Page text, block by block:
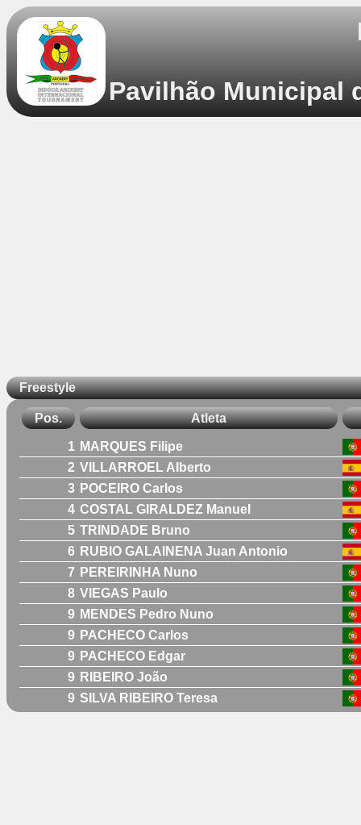
Pavilhão Municipal
Freestyle
Pos. Atleta
1 MARQUES Filipe
2 VILLARROEL Alberto
3 POCEIRO Carlos
4 COSTAL GIRALDEZ Manuel
5 TRINDADE Bruno
6 RUBIO GALAINENA Juan Antonio
7 PEREIRINHA Nuno
8 VIEGAS Paulo
9 MENDES Pedro Nuno
9 PACHECO Carlos
9 PACHECO Edgar
9 RIBEIRO João
9 SILVA RIBEIRO Teresa